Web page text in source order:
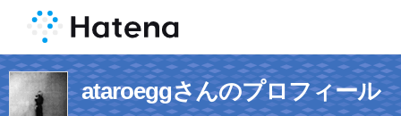
ataroeggさんのプロフィール